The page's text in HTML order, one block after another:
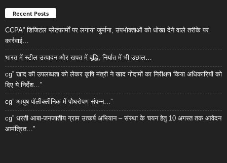
Recent Posts
CCPA” डिजिटल प्लेटफार्मों पर लगाया जुर्माना, उपभोक्ताओं को धोखा देने वाले तरीके पर
कार्रवाई…
भारत में स्टील उत्पादन और खपत में वृद्धि, निर्यात में भी उछाल…
cg” खाद की उपलब्धता को लेकर कृषि मंत्री ने खाद गोदामों का निरीक्षण किया अधिकारियों को
दिए ये निर्देश…”
cg” आयुष पॉलीक्लीनिक में पौधरोपण संपन्न…”
cg” धरती आबा-जनजातीय ग्राम उत्कर्ष अभियान – संस्था के चयन हेतु 10 अगस्त तक आवेदन
आमंत्रित…”